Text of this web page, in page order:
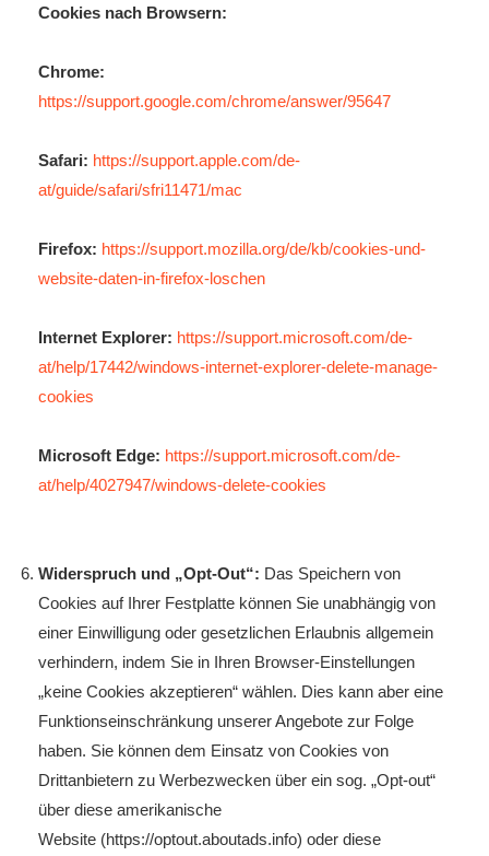
Cookies nach Browsern:
Chrome:
https://support.google.com/chrome/answer/95647
Safari: https://support.apple.com/de-
at/guide/safari/sfri11471/mac
Firefox: https://support.mozilla.org/de/kb/cookies-und-
website-daten-in-firefox-loschen
Internet Explorer: https://support.microsoft.com/de-
at/help/17442/windows-internet-explorer-delete-manage-
cookies
Microsoft Edge: https://support.microsoft.com/de-
at/help/4027947/windows-delete-cookies
Widerspruch und „Opt-Out“: Das Speichern von
Cookies auf Ihrer Festplatte können Sie unabhängig von
einer Einwilligung oder gesetzlichen Erlaubnis allgemein
verhindern, indem Sie in Ihren Browser-Einstellungen
„keine Cookies akzeptieren“ wählen. Dies kann aber eine
Funktionseinschränkung unserer Angebote zur Folge
haben. Sie können dem Einsatz von Cookies von
Drittanbietern zu Werbezwecken über ein sog. „Opt-out“
über diese amerikanische
Website (https://optout.aboutads.info) oder diese